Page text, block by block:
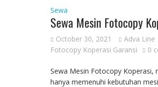
Sewa
Sewa Mesin Fotocopy
October 30, 2021 Adva Line
Fotocopy Koperasi Garansi
0
Sewa Mesin Fotocopy Koperasi,
hanya memenuhi kebutuhan